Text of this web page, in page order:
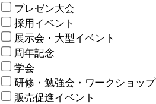
プレゼン大会
採用イベント
展示会・大型イベント
周年記念
学会
研修・勉強会・ワークショップ
販売促進イベント